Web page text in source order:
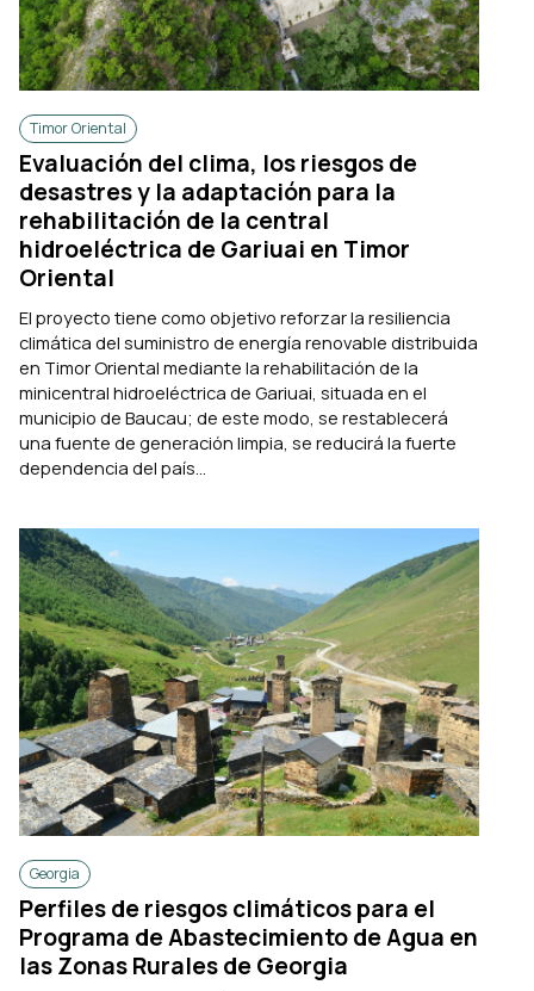
Timor Oriental
Evaluación del clima, los riesgos de
desastres y la adaptación para la
rehabilitación de la central
hidroeléctrica de Gariuai en Timor
Oriental
El proyecto tiene como objetivo reforzar la resiliencia
climática del suministro de energía renovable distribuida
en Timor Oriental mediante la rehabilitación de la
minicentral hidroeléctrica de Gariuai, situada en el
municipio de Baucau; de este modo, se restablecerá
una fuente de generación limpia, se reducirá la fuerte
dependencia del país...
Georgia
Perfiles de riesgos climáticos para el
Programa de Abastecimiento de Agua en
las Zonas Rurales de Georgia